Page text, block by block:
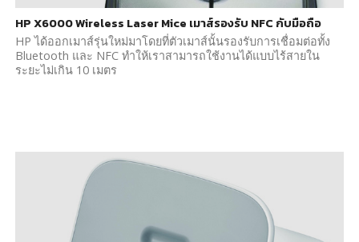
HP X6000 Wireless Laser Mice เมาส์รองรับ NFC กับมือถือ
HP ได้ออกเมาส์รุ่นใหม่มาโดยที่ตัวเมาส์นั้นรองรับการเชื่อมต่อทั้ง
Bluetooth และ NFC ทำให้เราสามารถใช้งานได้แบบไร้สายใน
ระยะไม่เกิน 10 เมตร